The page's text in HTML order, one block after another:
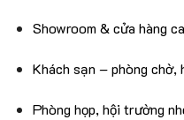
Showroom & cửa hàng
Khách sạn – phòng chờ,
Phòng họp, hội trường